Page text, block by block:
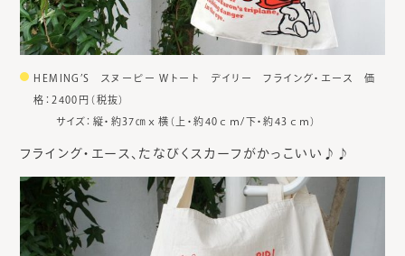
HEMING’S スヌーピー Wトート デイリー フライング・エース 価
格：2400円（税抜）
サイズ：縦・約37㎝ｘ横（上・約40ｃｍ/下・約43ｃｍ）
フライング・エース、たなびくスカーフがかっこいい♪♪